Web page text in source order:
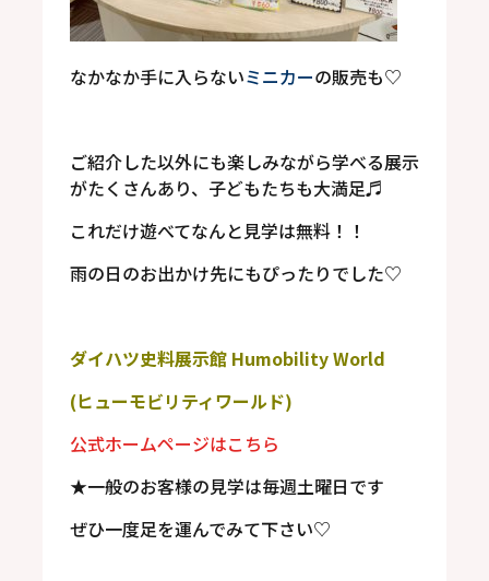
なかなか手に入らないミニカーの販売も♡
ご紹介した以外にも楽しみながら学べる展示
がたくさんあり、子どもたちも大満足♬
これだけ遊べてなんと見学は無料！！
雨の日のお出かけ先にもぴったりでした♡
ダイハツ史料展示館 Humobility World
(ヒューモビリティワールド)
公式ホームページはこちら
★一般のお客様の見学は毎週土曜日です
ぜひ一度足を運んでみて下さい♡